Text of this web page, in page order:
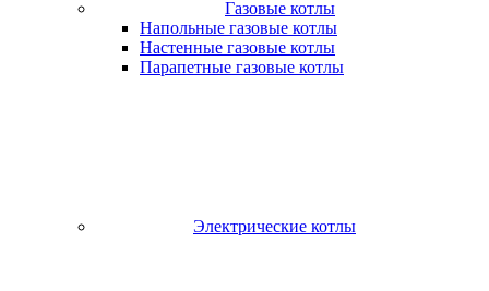
Газовые котлы
Напольные газовые котлы
Настенные газовые котлы
Парапетные газовые котлы
Электрические котлы